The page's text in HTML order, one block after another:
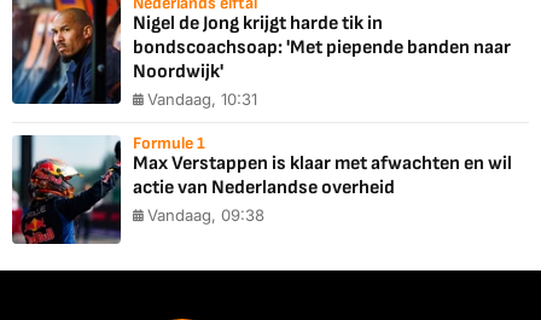
Nigel de Jong krijgt harde tik in
bondscoachsoap: 'Met piepende banden naar
Noordwijk'
Vandaag, 10:31
Formule 1
Max Verstappen is klaar met afwachten en wil
actie van Nederlandse overheid
Vandaag, 09:38